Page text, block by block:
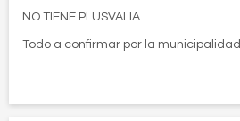
NO TIENE PLUSVALIA
Todo a confirmar por la municipalidad